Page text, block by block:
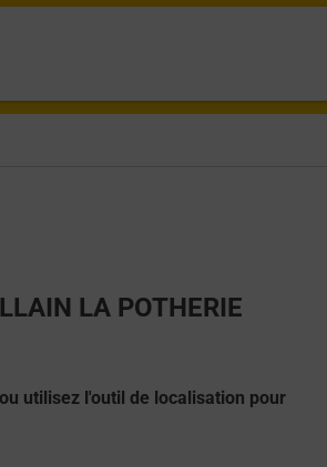
LA POTHERIE
utilisez l'outil de localisation pour